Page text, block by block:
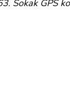
Sokak GPS